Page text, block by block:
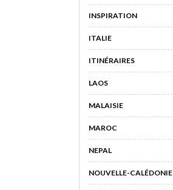
INSPIRATION
ITALIE
ITINÉRAIRES
LAOS
MALAISIE
MAROC
NEPAL
NOUVELLE-CALÉDONIE